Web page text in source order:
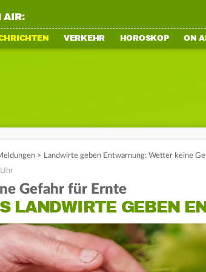
AIR:
VERKEHR HOROSKOP ON
> Landwirte geben Entwarnung: Wetter keine
Gefahr für Ernte
LANDWIRTE GEBEN